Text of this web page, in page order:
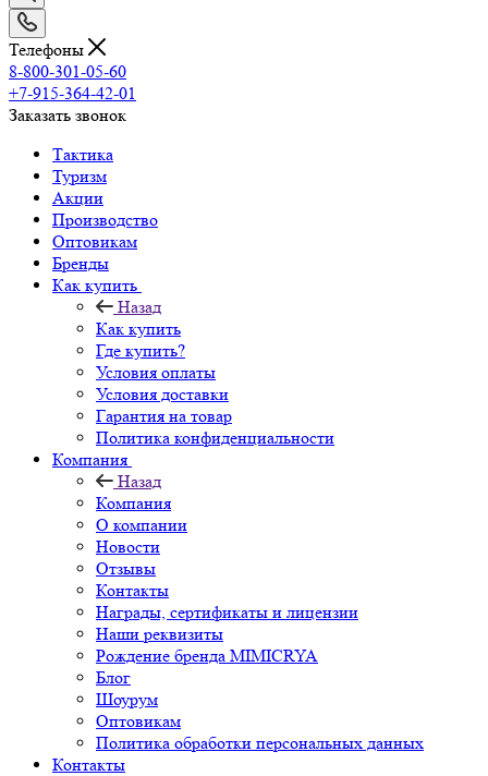
Телефоны
8-800-301-05-60
+7-915-364-42-01
Заказать звонок
Тактика
Туризм
Акции
Производство
Оптовикам
Бренды
Как купить
Назад
Как купить
Где купить?
Условия оплаты
Условия доставки
Гарантия на товар
Политика конфиденциальности
Компания
Назад
Компания
О компании
Новости
Отзывы
Контакты
Награды, сертификаты и лицензии
Наши реквизиты
Рождение бренда MIMICRYA
Блог
Шоурум
Оптовикам
Политика обработки персональных данных
Контакты